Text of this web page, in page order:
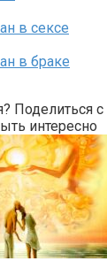
в сексе
в браке
Поделиться
интересно